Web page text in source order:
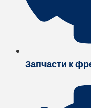
Запчасти к